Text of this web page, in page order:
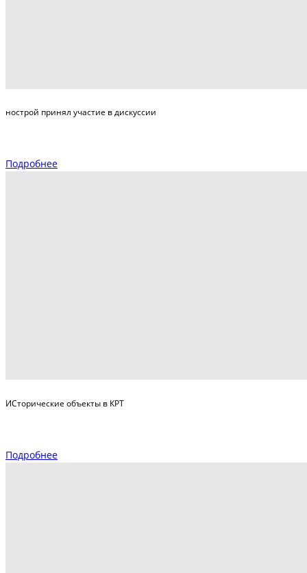
нострой принял участие в дискуссии
Подробнее
ИСторические объекты в КРТ
Подробнее